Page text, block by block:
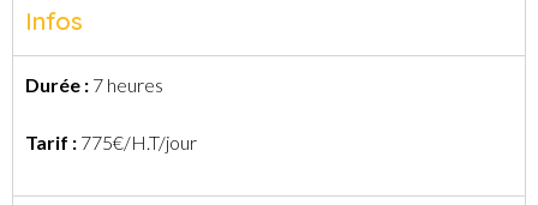
Infos
Durée : 7 heures
Tarif : 775€/H.T/jour